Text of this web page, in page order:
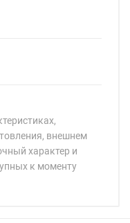
внешнем
характер и
к моменту